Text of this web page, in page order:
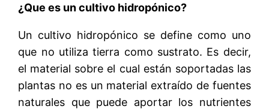
¿Que es un cultivo hidropónico?
Un cultivo hidropónico se define como uno
que no utiliza tierra como sustrato. Es decir,
el material sobre el cual están soportadas las
plantas no es un material extraído de fuentes
naturales que puede aportar los nutrientes